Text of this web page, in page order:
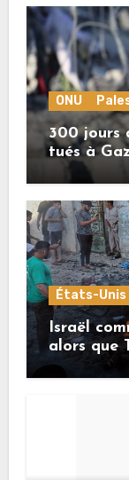
ONU
300 jours
tués à
États-Unis
Israël
alors que